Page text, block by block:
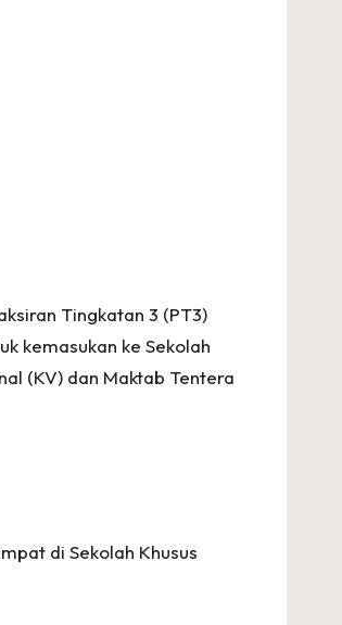
Tingkatan 3 (PT3)
kemasukan ke Sekolah
(KV) dan Maktab Tentera
di Sekolah Khusus